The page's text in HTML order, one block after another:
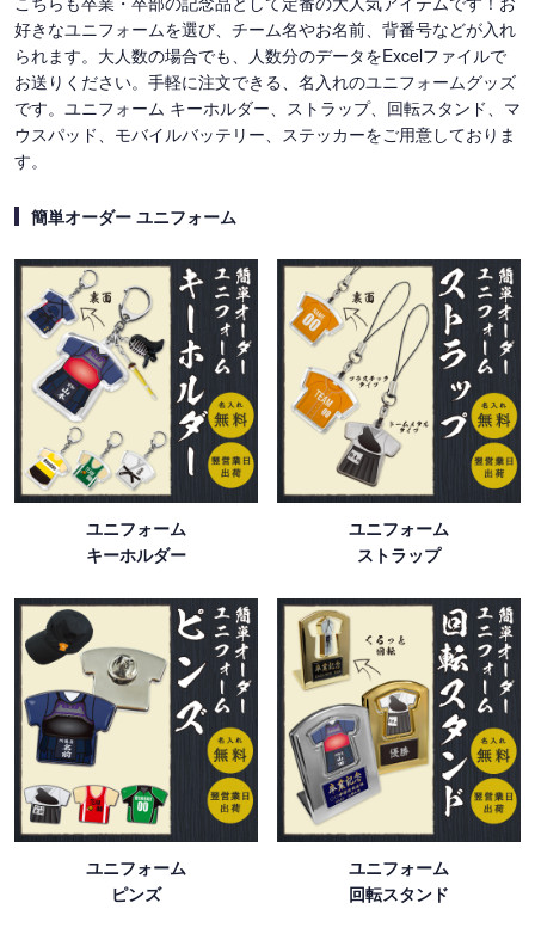
好きなユニフォームを選び、チーム名やお名前、背番号などが入れ
られます。大人数の場合でも、人数分のデータをExcelファイルで
お送りください。手軽に注文できる、名入れのユニフォームグッズ
です。ユニフォーム キーホルダー、ストラップ、回転スタンド、マ
ウスパッド、モバイルバッテリー、ステッカーをご用意しておりま
す。
簡単オーダー ユニフォーム
ユニフォーム
キーホルダー
ユニフォーム
ストラップ
ユニフォーム
ピンズ
ユニフォーム
回転スタンド